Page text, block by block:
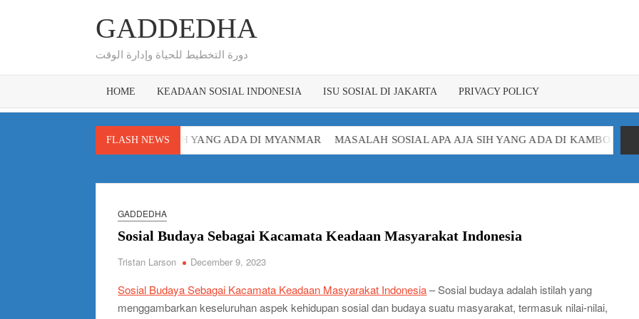
GADDEDHA
دورة التخطيط للحياة وإدارة الوقت
HOME KEADAAN SOSIAL INDONESIA ISU SOSIAL DI JAKARTA PRIVACY POLICY
FLASH NEWS
SOSIAL APA AJA SIH YANG ADA DI MYANMAR MASALAH SOSIAL APA AJA SIH YANG ADA DI KAMBOJA MASALAH
GADDEDHA
Sosial Budaya Sebagai Kacamata Keadaan Masyarakat Indonesia
Tristan Larson December 9, 2023
Sosial Budaya Sebagai Kacamata Keadaan Masyarakat Indonesia– Sosial budaya adalah istilah yang
menggambarkan keseluruhan aspek kehidupan sosial dan budaya suatu masyarakat, termasuk nilai-nilai,